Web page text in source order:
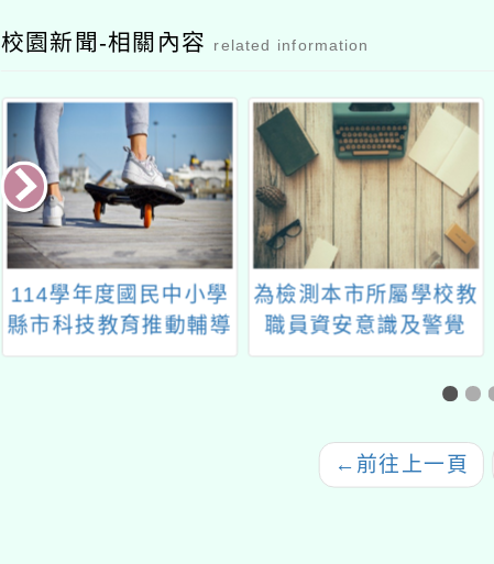
校園新聞-相關內容 related information
114學年度國民中小學
縣市科技教育推動輔導
中心辦理「數位日記、
為檢測本市所屬學校教
職員資安意識及警覺
性，本局辦理112年社
交工程演練一案
← 前往上一頁